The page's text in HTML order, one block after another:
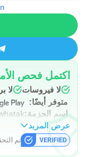
اكتمل فحص
لا فيروسات لا
متوفر أيضًا:
اسم الحزمة:
عرض المزيد
تم